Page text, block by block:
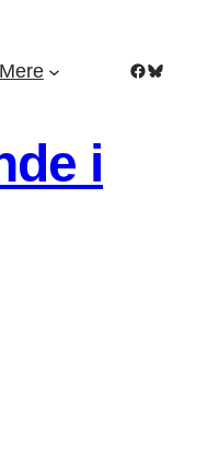
Facebook
Bluesky
i